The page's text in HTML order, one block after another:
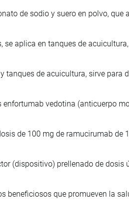
de sodio y suero en polvo, que
se aplica en tanques de
tanques de acuicultura, sirve para
vedotina (anticuerpo
de 100 mg de ramucirumab de
(dispositivo) prellenado de dosis
beneficiosos que promueven la